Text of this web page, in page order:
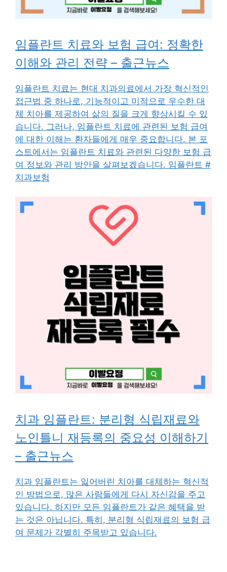
임플란트 치료와 보험 급여: 정확한
이해와 관리 전략 – 출근뉴스
임플란트 치료는 현대 치과의료에서 가장 혁신적인
접근법 중 하나로, 기능적이고 미적으로 우수한 대
체 치아를 제공하여 삶의 질을 크게 향상시킬 수 있
습니다. 그러나, 임플란트 치료에 관련된 보험 급여
에 대한 이해는 환자들에게 매우 중요합니다. 본 포
스트에서는 임플란트 치료와 관련된 다양한 보험 급
여 정보와 관리 방안을 살펴보겠습니다. 임플란트 #
치과보험
치과 임플란트: 분리형 식립재료와
노인틀니 재등록의 중요성 이해하기
– 출근뉴스
치과 임플란트는 잃어버린 치아를 대체하는 혁신적
인 방법으로, 많은 사람들에게 다시 자신감을 주고
있습니다. 하지만 모든 임플란트가 같은 혜택을 받
는 것은 아닙니다. 특히, 분리형 식립재료의 보험 급
여 문제가 각별히 주목받고 있습니다.